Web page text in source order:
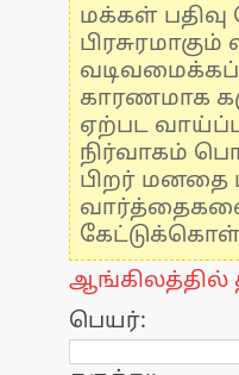
மக்கள்
காரணமாக
ஏற்பட
நிர்வாகம்
பிறர் மனதை
ஆங்கிலத்தில்
பெயர்: